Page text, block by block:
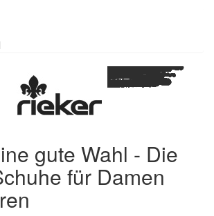
gute Wahl - Die
für Damen